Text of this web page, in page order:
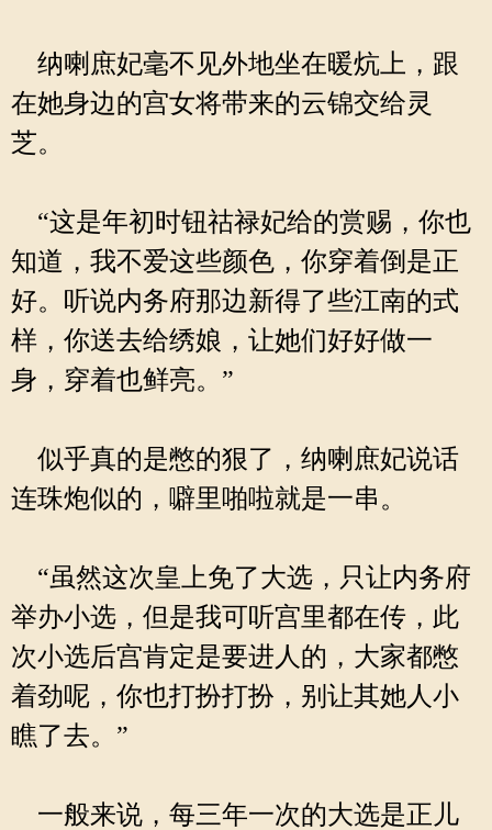
纳喇庶妃毫不见外地坐在暖炕上，跟
在她身边的宫女将带来的云锦交给灵
芝。
“这是年初时钮祜禄妃给的赏赐，你也
知道，我不爱这些颜色，你穿着倒是正
好。听说内务府那边新得了些江南的式
样，你送去给绣娘，让她们好好做一
身，穿着也鲜亮。”
似乎真的是憋的狠了，纳喇庶妃说话
连珠炮似的，噼里啪啦就是一串。
“虽然这次皇上免了大选，只让内务府
举办小选，但是我可听宫里都在传，此
次小选后宫肯定是要进人的，大家都憋
着劲呢，你也打扮打扮，别让其她人小
瞧了去。”
一般来说，每三年一次的大选是正儿